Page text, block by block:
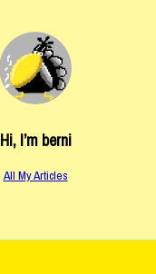
Hi, I’m berni
All My Articles